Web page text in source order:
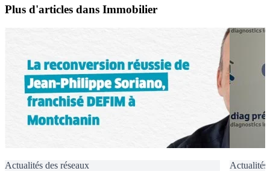
Plus d'articles dans Immobilier
Actualités des réseaux
Actualités